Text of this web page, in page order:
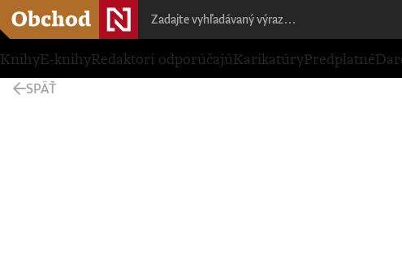
KnihyE-knihyRedaktori odporúčajúKarikatúryPredplatné
SPÄŤ